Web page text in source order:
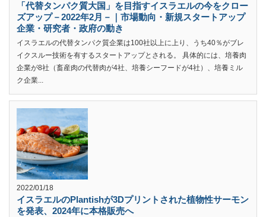
「代替タンパク質大国」を目指すイスラエルの今をクロー
ズアップ－2022年2月－｜市場動向・新規スタートアップ
企業・研究者・政府の動き
イスラエルの代替タンパク質企業は100社以上に上り、うち40％がブレ
イクスルー技術を有するスタートアップとされる。 具体的には、培養肉
企業が8社（畜産肉の代替肉が4社、培養シーフードが4社）、培養ミル
ク企業...
2022/01/18
イスラエルのPlantishが3Dプリントされた植物性サーモン
を発表、2024年に本格販売へ